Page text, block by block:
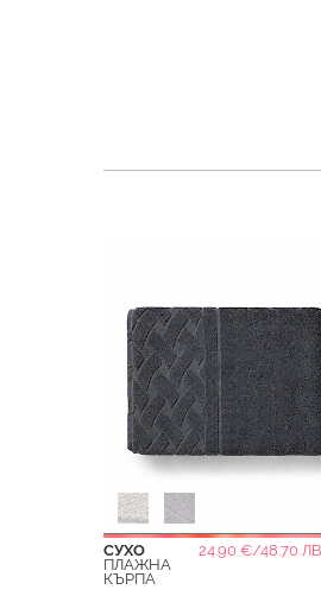
СУХО
24.90 €/48.70
ПЛАЖНА
КЪРПА